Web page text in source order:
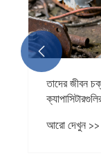
তাদের জীবন
আরো দেখুন >>
